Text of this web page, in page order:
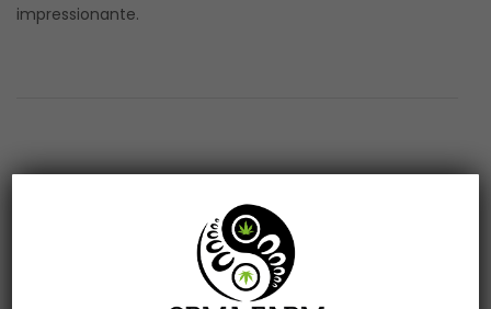
impressionante.